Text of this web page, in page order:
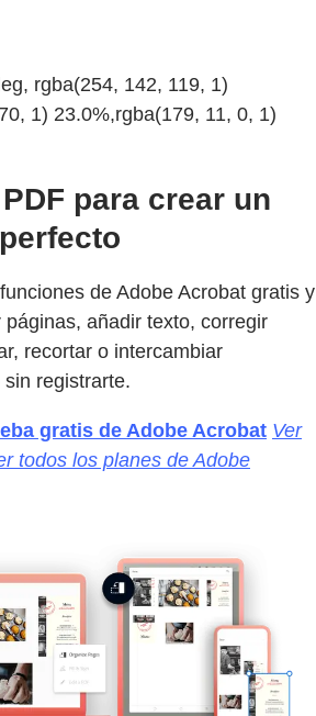
rgba(254, 142, 119, 1)
1) 23.0%,rgba(179, 11, 0, 1)
para crear un
de Adobe Acrobat gratis y
añadir texto, corregir
recortar o intercambiar
registrarte.
gratis de Adobe Acrobat Ver
todos los planes de Adobe